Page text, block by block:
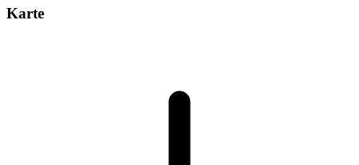
Karte